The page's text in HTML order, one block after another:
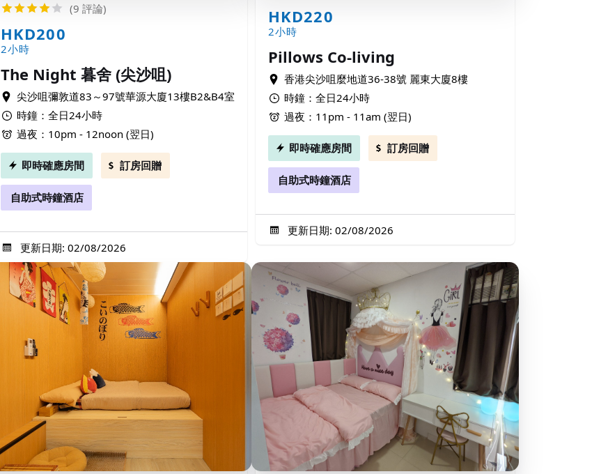
(9 評論)
HKD200
2小時
The Night 暮舍 (尖沙咀)
尖沙咀彌敦道83～97號華源大廈13樓B2&B4室
時鐘：全日24小時
過夜：10pm - 12noon (翌日)
即時確應房間 訂房回贈
自助式時鐘酒店
更新日期: 02/08/2026
HKD220
2小時
Pillows Co-living
香港尖沙咀麼地道36-38號 麗東大廈8樓
時鐘：全日24小時
過夜：11pm - 11am (翌日)
即時確應房間 訂房回贈
自助式時鐘酒店
更新日期: 02/08/2026